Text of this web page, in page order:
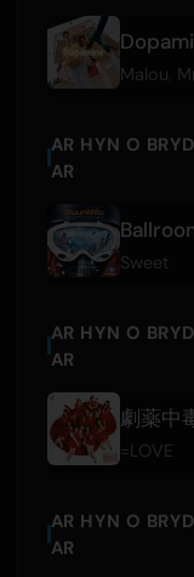
Malou
AR HYN O
AR
Sweet
AR HYN O
AR
劇薬中
=LOVE
AR HYN O
AR